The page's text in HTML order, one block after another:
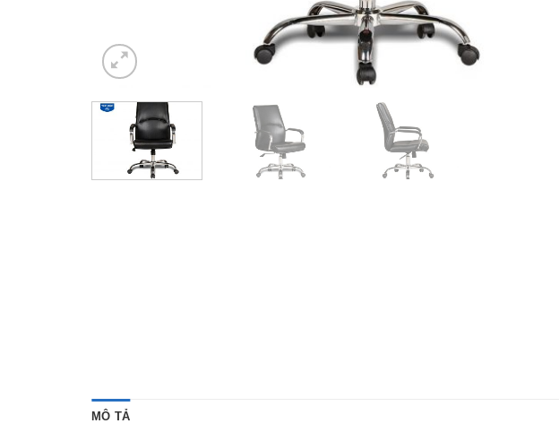
MÔ TẢ